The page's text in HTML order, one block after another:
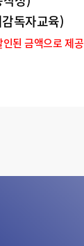
독자교육)
된 금액으로 제공